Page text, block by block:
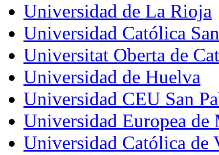
Universidad de La Rioja
Universidad Católica
Universitat Oberta de
Universidad de Huelva
Universidad CEU San
Universidad Europea de
Universidad Católica de